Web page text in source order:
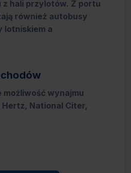
hali przylotów. Z portu
również autobusy
lotniskiem a
możliwość wynajmu
National Citer,